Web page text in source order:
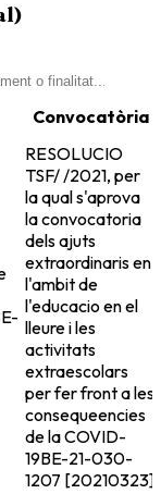
Convocatòria
RESOLUCIO
TSF/ /2021, per
la qual s'aprova
la convocatoria
dels ajuts
extraordinaris en
l'ambit de
l'educacio en el
lleure i les
activitats
extraescolars
per fer front a les
consequeencies
de la COVID-
19BE-21-030-
1207 [20210323]